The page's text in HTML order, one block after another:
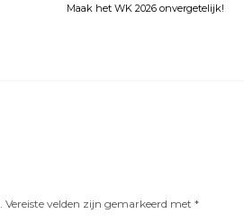
Maak het WK 2026 onvergetelijk!
Vereiste velden zijn gemarkeerd met *